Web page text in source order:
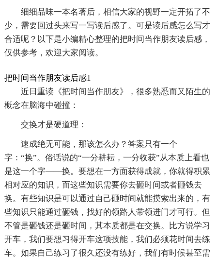
细细品味一本名著后，相信大家的视野一定开拓了不
少，需要回过头来写一写读后感了。可是读后感怎么写才
合适呢？以下是小编精心整理的把时间当作朋友读后感，
仅供参考，欢迎大家阅读。
把时间当作朋友读后感1
近日重读《把时间当作朋友》，很多熟悉而又陌生的
概念在脑海中碰撞：
交换才是硬道理：
速成绝无可能，那该怎么办？答案只有一个
字：“换”。俗话说的“一分耕耘，一分收获”从本质上看也
是这一个字——换。要想在一方面获得成就，你就得积累
相对应的知识，而这些知识需要你去砸时间或者砸钱去
换。有些知识是可以通过自己砸时间就能摸索出来的，有
些知识只能通过砸钱，找好的领路人带领进门才可行。但
不管是砸钱还是砸时间，其本质都是在交换。比方说学习
开车，我们要想习得开车这项技能，我们必须花时间去练
车。如果自己练习了很久还没有练好，我们有时候甚至需